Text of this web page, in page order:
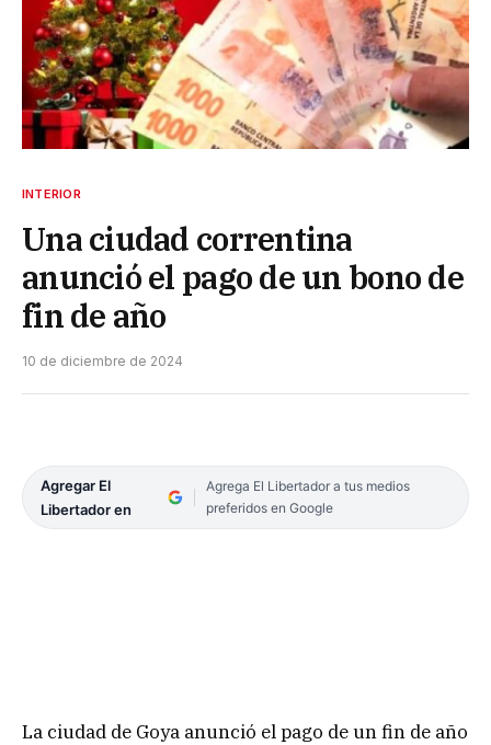
INTERIOR
Una ciudad correntina
anunció el pago de un bono de
fin de año
10 de diciembre de 2024
Agregar El
Libertador en
Agrega El Libertador a tus medios
preferidos en Google
La ciudad de Goya anunció el pago de un fin de año